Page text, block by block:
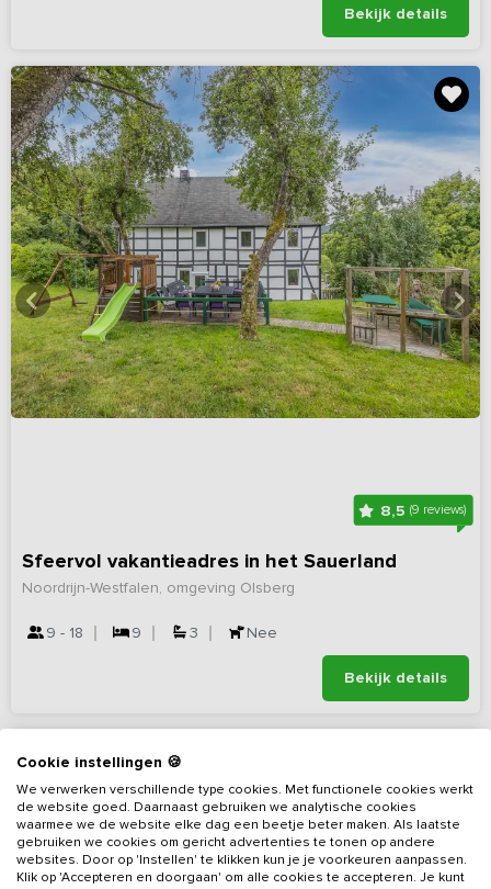
Bekijk details
8,5(9 reviews)
Sfeervol vakantieadres in het Sauerland
Noordrijn-Westfalen, omgeving Olsberg
9 - 18 9 3 Nee
Bekijk details
Cookie instellingen 🍪
We verwerken verschillende type cookies. Met functionele cookies werkt
de website goed. Daarnaast gebruiken we analytische cookies
waarmee we de website elke dag een beetje beter maken. Als laatste
gebruiken we cookies om gericht advertenties te tonen op andere
websites. Door op 'Instellen' te klikken kun je je voorkeuren aanpassen.
Klik op 'Accepteren en doorgaan' om alle cookies te accepteren. Je kunt